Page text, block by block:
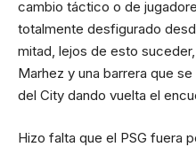
cambio táctico o de
totalmente desfigurado
mitad, lejos de esto
Marhez y una barrera que
del City dando vuelta el
Hizo falta que el PSG fuera